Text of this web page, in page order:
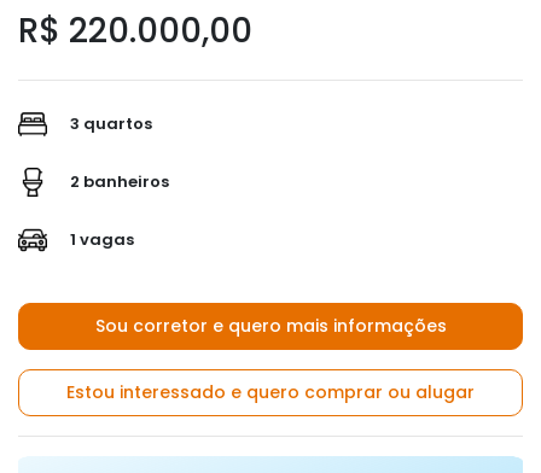
R$ 220.000,00
3 quartos
2 banheiros
1 vagas
Sou corretor e quero mais informações
Estou interessado e quero comprar ou alugar